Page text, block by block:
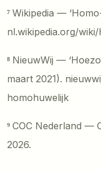
⁷ Wikipedia —
nl.wikipedia.org/
⁸ NieuwWij —
maart 2021).
homohuwelijk
⁹ COC Nederland —
2026.